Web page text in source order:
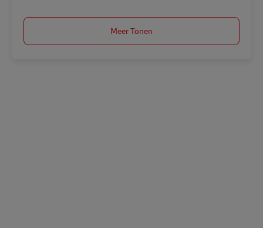
Meer Tonen